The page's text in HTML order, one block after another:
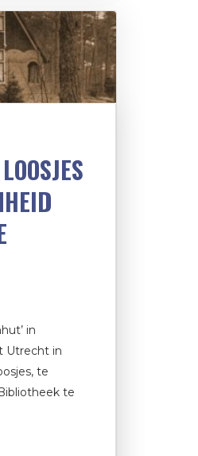
in
Utrecht in
te
te